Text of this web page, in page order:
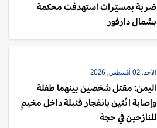
ضربة بمسيّرات استهدفت محكمة
بشمال دارفور
الأحد, 02 أغسطس, 2026
اليمن: مقتل شخصين بينهما طفلة
وإصابة اثنين بانفجار قنبلة داخل مخيم
للنازحين في حجة